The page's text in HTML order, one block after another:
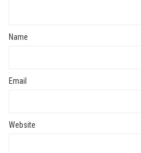
Name
Email
Website